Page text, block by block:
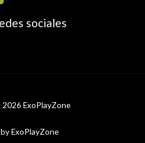
sociales
ExoPlayZone
ExoPlayZone